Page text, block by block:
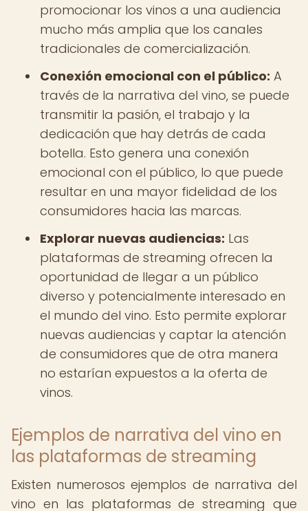
promocionar los vinos a una audiencia
mucho más amplia que los canales
tradicionales de comercialización.
Conexión emocional con el público: A
través de la narrativa del vino, se puede
transmitir la pasión, el trabajo y la
dedicación que hay detrás de cada
botella. Esto genera una conexión
emocional con el público, lo que puede
resultar en una mayor fidelidad de los
consumidores hacia las marcas.
Explorar nuevas audiencias: Las
plataformas de streaming ofrecen la
oportunidad de llegar a un público
diverso y potencialmente interesado en
el mundo del vino. Esto permite explorar
nuevas audiencias y captar la atención
de consumidores que de otra manera
no estarían expuestos a la oferta de
vinos.
Ejemplos de narrativa del vino en
las plataformas de streaming
Existen numerosos ejemplos de narrativa del
vino en las plataformas de streaming que